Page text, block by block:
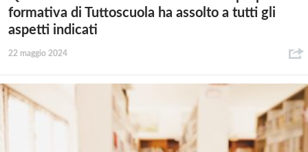
formativa di Tuttoscuola ha assolto a tutti gli
aspetti indicati
22 maggio 2024